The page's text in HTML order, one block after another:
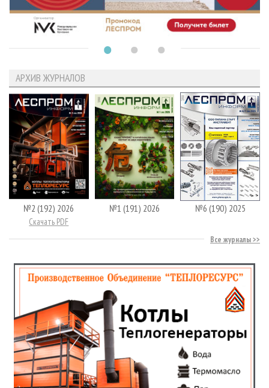
АРХИВ ЖУРНАЛОВ
№2 (192) 2026
Скачать PDF
№1 (191) 2026 №6 (190) 2025
Все журналы